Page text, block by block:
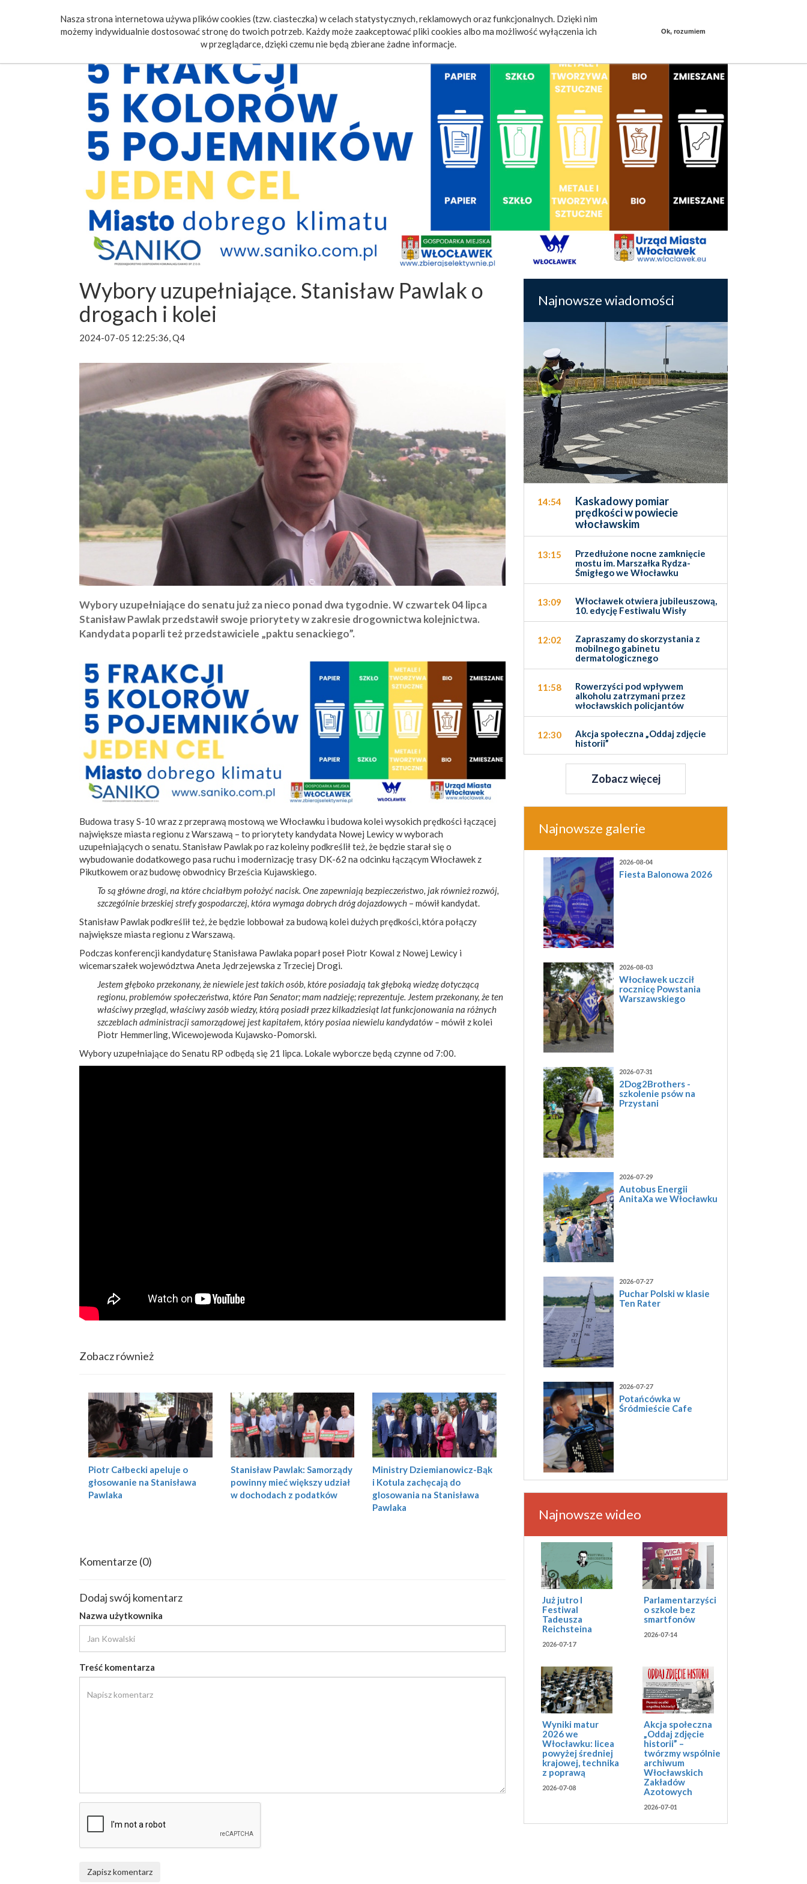
Nasza strona internetowa używa plików cookies (tzw. ciasteczka) w celach statystycznych, reklamowych oraz funkcjonalnych. Dzięki nim
możemy indywidualnie dostosować stronę do twoich potrzeb. Każdy może zaakceptować pliki cookies albo ma możliwość wyłączenia ich
w przeglądarce, dzięki czemu nie będą zbierane żadne informacje.
Ok, rozumiem
Poczta Wydarzenia Ogłoszenia Video Fotorelacje Mieszkańcy mówią
Wybory uzupełniające. Stanisław Pawlak o
drogach i kolei
2024-07-05 12:25:36, Q4
Wybory uzupełniające do senatu już za nieco ponad dwa tygodnie. W czwartek 04 lipca
Stanisław Pawlak przedstawił swoje priorytety w zakresie drogownictwa kolejnictwa.
Kandydata poparli też przedstawiciele „paktu senackiego”.
Budowa trasy S-10 wraz z przeprawą mostową we Włocławku i budowa kolei wysokich prędkości łączącej
największe miasta regionu z Warszawą – to priorytety kandydata Nowej Lewicy w wyborach
uzupełniających o senatu. Stanisław Pawlak po raz koleiny podkreślił też, że będzie starał się o
wybudowanie dodatkowego pasa ruchu i modernizację trasy DK-62 na odcinku łączącym Włocławek z
Pikutkowem oraz budowę obwodnicy Brześcia Kujawskiego.
To są główne drogi, na które chciałbym położyć nacisk. One zapewniają bezpieczeństwo, jak również rozwój,
szczególnie brzeskiej strefy gospodarczej, która wymaga dobrych dróg dojazdowych – mówił kandydat.
Stanisław Pawlak podkreślił też, że będzie lobbował za budową kolei dużych prędkości, która połączy
największe miasta regionu z Warszawą.
Podczas konferencji kandydaturę Stanisława Pawlaka poparł poseł Piotr Kowal z Nowej Lewicy i
wicemarszałek województwa Aneta Jędrzejewska z Trzeciej Drogi.
Jestem głęboko przekonany, że niewiele jest takich osób, które posiadają tak głęboką wiedzę dotyczącą
regionu, problemów społeczeństwa, które Pan Senator; mam nadzieję; reprezentuje. Jestem przekonany, że ten
właściwy przegląd, właściwy zasób wiedzy, którą posiadł przez kilkadziesiąt lat funkcjonowania na różnych
szczeblach administracji samorządowej jest kapitałem, który posiaa niewielu kandydatów – mówił z kolei
Piotr Hemmerling, Wicewojewoda Kujawsko-Pomorski.
Wybory uzupełniające do Senatu RP odbędą się 21 lipca. Lokale wyborcze będą czynne od 7:00.
Zobacz również
Piotr Całbecki apeluje o
głosowanie na Stanisława
Pawlaka
Stanisław Pawlak: Samorządy
powinny mieć większy udział
w dochodach z podatków
Ministry Dziemianowicz-Bąk
i Kotula zachęcają do
glosowania na Stanisława
Pawlaka
Komentarze (0)
Dodaj swój komentarz
Nazwa użytkownika
Treść komentarza
Zapisz komentarz
Najnowsze wiadomości
14:54
Kaskadowy pomiar
prędkości w powiecie
włocławskim
13:15
Przedłużone nocne zamknięcie
mostu im. Marszałka Rydza-
Śmigłego we Włocławku
13:09
Włocławek otwiera jubileuszową,
10. edycję Festiwalu Wisły
12:02
Zapraszamy do skorzystania z
mobilnego gabinetu
dermatologicznego
11:58
Rowerzyści pod wpływem
alkoholu zatrzymani przez
włocławskich policjantów
12:30
Akcja społeczna „Oddaj zdjęcie
historii”
Zobacz więcej
Najnowsze galerie
2026-08-04
Fiesta Balonowa 2026
2026-08-03
Włocławek uczcił
rocznicę Powstania
Warszawskiego
2026-07-31
2Dog2Brothers -
szkolenie psów na
Przystani
2026-07-29
Autobus Energii
AnitaXa we Włocławku
2026-07-27
Puchar Polski w klasie
Ten Rater
2026-07-27
Potańcówka w
Śródmieście Cafe
Najnowsze wideo
Już jutro I
Festiwal
Tadeusza
Reichsteina
2026-07-17
Parlamentarzyści
o szkole bez
smartfonów
2026-07-14
Wyniki matur
2026 we
Włocławku: licea
powyżej średniej
krajowej, technika
z poprawą
2026-07-08
Akcja społeczna
„Oddaj zdjęcie
historii” –
twórzmy wspólnie
archiwum
Włocławskich
Zakładów
Azotowych
2026-07-01